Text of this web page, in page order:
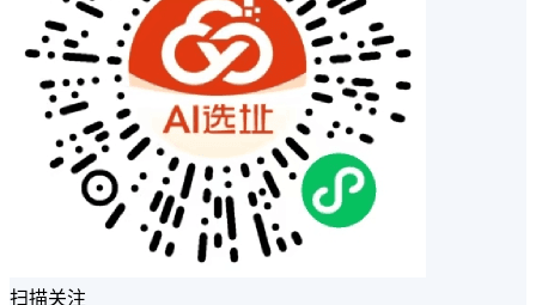
扫描关注